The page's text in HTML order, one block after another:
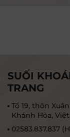
SUỐI
TRANG
Tổ 19, thôn
Khánh Hòa,
02583.837.837